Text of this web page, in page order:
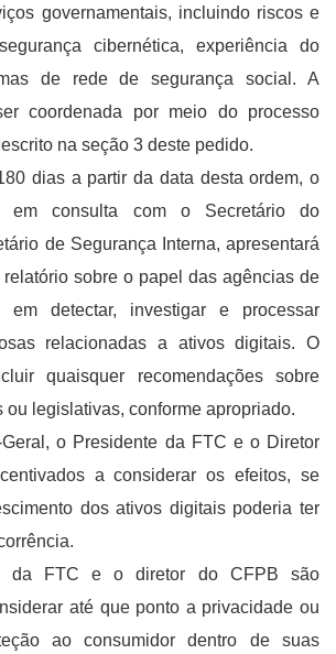
governamentais, incluindo riscos e
cibernética, experiência do
de rede de segurança social. A
coordenada por meio do processo
na seção 3 deste pedido.
dias a partir da data desta ordem, o
em consulta com o Secretário do
de Segurança Interna, apresentará
sobre o papel das agências de
detectar, investigar e processar
relacionadas a ativos digitais. O
quaisquer recomendações sobre
ou legislativas, conforme apropriado.
o Presidente da FTC e o Diretor
a considerar os efeitos, se
dos ativos digitais poderia ter
da FTC e o diretor do CFPB são
até que ponto a privacidade ou
ao consumidor dentro de suas